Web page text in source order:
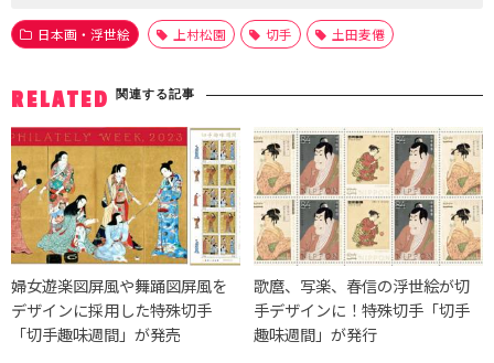
日本画・浮世絵 上村松園 切手 土田麦僊
RELATED 関連する記事
婦女遊楽図屏風や舞踊図屏風を
デザインに採用した特殊切手
「切手趣味週間」が発売
歌麿、写楽、春信の浮世絵が切
手デザインに！特殊切手「切手
趣味週間」が発行